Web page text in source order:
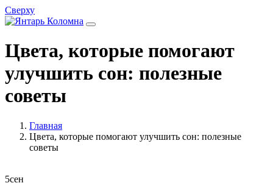
Сверху
Цвета, которые помогают
улучшить сон: полезные
советы
Главная
Цвета, которые помогают улучшить сон: полезные
советы
5сен